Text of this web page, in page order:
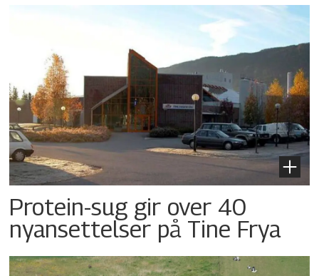
Protein-sug gir over 40
nyansettelser på Tine Frya